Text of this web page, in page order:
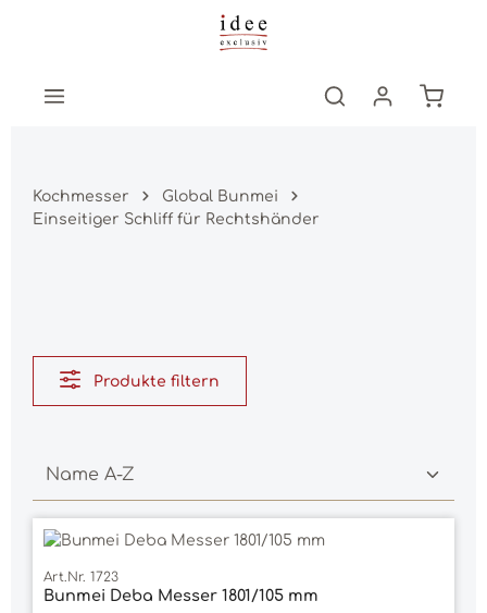
Zum Hauptinhalt springen
Kochmesser
Global Bunmei
Einseitiger Schliff für Rechtshänder
Produkte filtern
Art.Nr. 1723
Bunmei Deba Messer 1801/105 mm